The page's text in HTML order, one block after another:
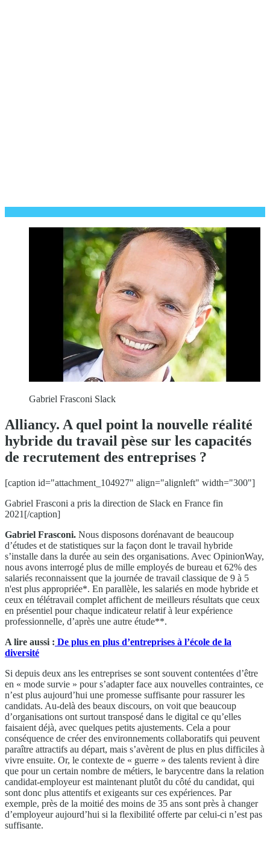
Gabriel Frasconi Slack
Alliancy. A quel point la nouvelle réalité
hybride du travail pèse sur les capacités
de recrutement des entreprises ?
[caption id="attachment_104927" align="alignleft" width="300"]
Gabriel Frasconi a pris la direction de Slack en France fin
2021[/caption]
Gabriel Frasconi. Nous disposons dorénavant de beaucoup
d’études et de statistiques sur la façon dont le travail hybride
s’installe dans la durée au sein des organisations. Avec OpinionWay,
nous avons interrogé plus de mille employés de bureau et 62% des
salariés reconnaissent que la journée de travail classique de 9 à 5
n'est plus appropriée*. En parallèle, les salariés en mode hybride et
ceux en télétravail complet affichent de meilleurs résultats que ceux
en présentiel pour chaque indicateur relatif à leur expérience
professionnelle, d’après une autre étude**.
A lire aussi : De plus en plus d’entreprises à l’école de la
diversité
Si depuis deux ans les entreprises se sont souvent contentées d’être
en « mode survie » pour s’adapter face aux nouvelles contraintes, ce
n’est plus aujourd’hui une promesse suffisante pour rassurer les
candidats. Au-delà des beaux discours, on voit que beaucoup
d’organisations ont surtout transposé dans le digital ce qu’elles
faisaient déjà, avec quelques petits ajustements. Cela a pour
conséquence de créer des environnements collaboratifs qui peuvent
paraître attractifs au départ, mais s’avèrent de plus en plus difficiles à
vivre ensuite. Or, le contexte de « guerre » des talents revient à dire
que pour un certain nombre de métiers, le barycentre dans la relation
candidat-employeur est maintenant plutôt du côté du candidat, qui
sont donc plus attentifs et exigeants sur ces expériences. Par
exemple, près de la moitié des moins de 35 ans sont près à changer
d’employeur aujourd’hui si la flexibilité offerte par celui-ci n’est pas
suffisante.